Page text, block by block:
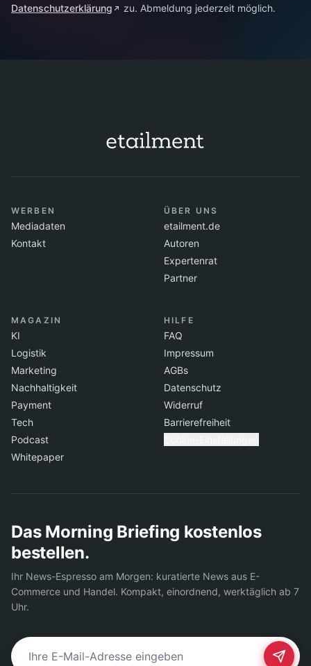
Datenschutzerklärung
zu. Abmeldung jederzeit möglich.
WERBEN
Mediadaten
Kontakt
ÜBER UNS
etailment.de
Autoren
Expertenrat
Partner
MAGAZIN
KI
Logistik
Marketing
Nachhaltigkeit
Payment
Tech
Podcast
Whitepaper
HILFE
FAQ
Impressum
AGBs
Datenschutz
Widerruf
Barrierefreiheit
Das Morning Briefing kostenlos
bestellen.
Ihr News-Espresso am Morgen: kuratierte News aus E-
Commerce und Handel. Kompakt, einordnend, werktäglich ab 7
Uhr.
E-Mail-Adresse für Newsletter